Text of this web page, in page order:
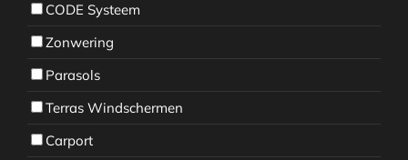
CODE Systeem
Zonwering
Parasols
Terras Windschermen
Carport